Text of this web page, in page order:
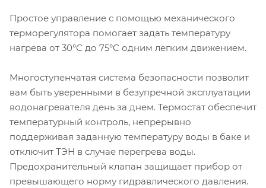
Простое управление с помощью механического
терморегулятора помогает задать температуру
нагрева от 30°С до 75°С одним легким движением.
Многоступенчатая система безопасности позволит
вам быть уверенными в безупречной эксплуатации
водонагревателя день за днем. Термостат обеспечит
температурный контроль, непрерывно
поддерживая заданную температуру воды в баке и
отключит ТЭН в случае перегрева воды.
Предохранительный клапан защищает прибор от
превышающего норму гидравлического давления.